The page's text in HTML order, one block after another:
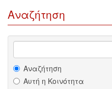
Αναζήτηση
Αναζήτηση
Αυτή η Κοινότητα